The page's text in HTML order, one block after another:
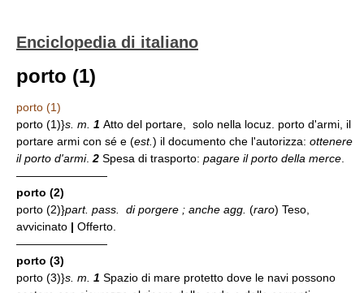
Enciclopedia di italiano
porto (1)
porto (1)
porto (1)}s. m. 1 Atto del portare, solo nella locuz. porto d'armi, il
portare armi con sé e (est.) il documento che l'autorizza: ottenere
il porto d'armi. 2 Spesa di trasporto: pagare il porto della merce
————————
porto (2)
porto (2)}part. pass. diporgere ; anche agg. (raro) Teso,
avvicinato | Offerto.
————————
porto (3)
porto (3)}s. m. 1 Spazio di mare protetto dove le navi possono